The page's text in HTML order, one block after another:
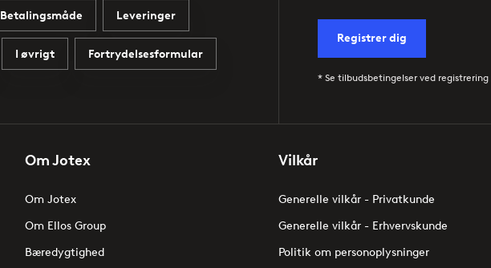
Betalingsmåde Leveringer
I øvrigt Fortrydelsesformular
Registrer dig
* Se tilbudsbetingelser ved registrering
Om Jotex
Om Jotex
Om Ellos Group
Bæredygtighed
Vilkår
Generelle vilkår - Privatkunde
Generelle vilkår - Erhvervskunde
Politik om personoplysninger